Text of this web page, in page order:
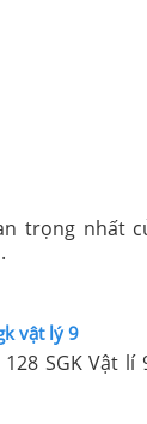
trọng nhất
vật lý 9
SGK Vật